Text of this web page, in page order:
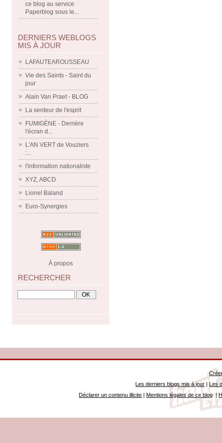
ce blog au service
Paperblog sous le...
DERNIERS WEBLOGS
MIS À JOUR
LAFAUTEAROUSSEAU
Vie des Saints - Saint du
jour
Alain Van Praet - BLOG
La senteur de l'esprit
FUMIGÈNE - Derrière
l'écran d...
L'AN VERT de Vouziers
:...
l'information nationaliste
XYZ, ABCD
Lionel Baland
Euro-Synergies
À propos
RECHERCHER
Les derniers blogs mis à jour |Les
Déclarer un contenu illicite |Mentions légales de ce blog|